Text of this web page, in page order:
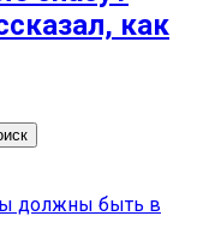
как
должны быть в